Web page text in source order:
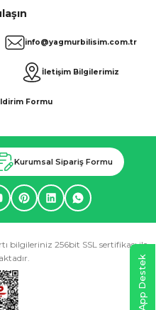
info@yagmurbilisim.com.tr
İletişim Bilgilerimiz
Formu
Kurumsal Sipariş Formu
bilgileriniz 256bit SSL sertifikası ile